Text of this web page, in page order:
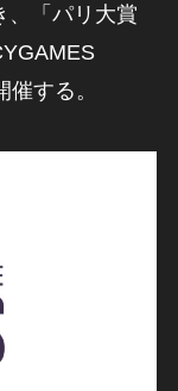
「パリ大賞
する。